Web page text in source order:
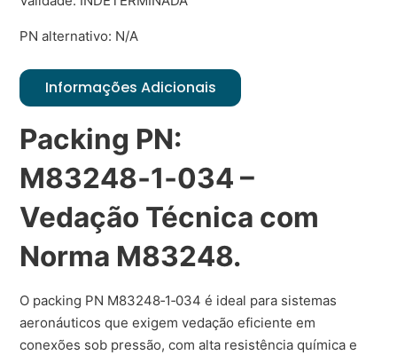
PN alternativo: N/A
Informações Adicionais
Packing PN:
M83248‑1‑034 –
Vedação Técnica com
Norma M83248.
O packing PN M83248‑1‑034 é ideal para sistemas
aeronáuticos que exigem vedação eficiente em
conexões sob pressão, com alta resistência química e